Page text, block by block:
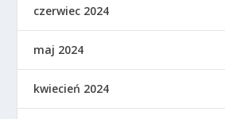
czerwiec 2024
maj 2024
kwiecień 2024